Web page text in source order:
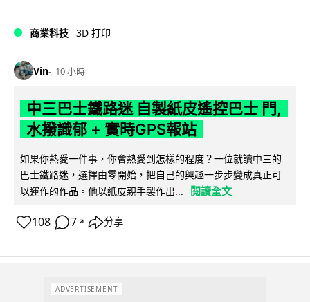
商業科技 3D 打印
Vin 10 小時
中三巴士鐵路迷 自製紙皮遙控巴士 門,
水撥識郁 + 實時GPS報站
如果你熱愛一件事，你會熱愛到怎樣的程度？一位就讀中三的
巴士鐵路迷，選擇由零開始，把自己的興趣一步步變成真正可
以運作的作品。他以紙皮親手製作出...
閱讀全文
108 7 ↗ 分享
ADVERTISEMENT